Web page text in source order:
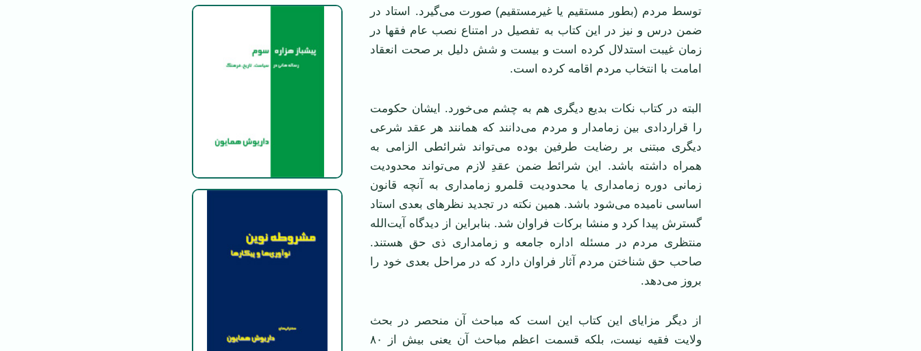
توسط مردم (بطور مستقیم یا غیرمستقیم) صورت می‌گیرد. استاد در
ضمن درس و نیز در این کتاب به تفصیل در امتناع نصب عام فقها در
زمان غیبت استدلال کرده است و بیست و شش دلیل بر صحت انعقاد
امامت با انتخاب مردم اقامه کرده است.
البته در کتاب نکات بدیع دیگری هم به چشم می‌خورد. ایشان حکومت
را قراردادی بین زمامدار و مردم می‌دانند که همانند هر عقد شرعی
دیگری مبتنی بر رضایت طرفین بوده می‌تواند شرائطی الزامی به
همراه داشته باشد. این شرائط ضمن عقدِ لازم می‌تواند محدودیت
زمانی دوره زمامداری یا محدودیت قلمرو زمامداری به آنچه قانون
اساسی نامیده می‌شود باشد. همین نکته در تجدید نظرهای بعدی استاد
گسترش پیدا کرد و منشا برکات فراوان شد. بنابراین از دیدگاه آیت‌الله
منتظری مردم در مسئله اداره جامعه و زمامداری ذی حق هستند.
صاحب حق شناختن مردم آثار فراوان دارد که در مراحل بعدی خود را
بروز می‌دهد.
از دیگر مزایای این کتاب این است که مباحث آن منحصر در بحث
ولایت فقیه نیست، بلکه قسمت اعظم مباحث آن یعنی بیش از ۸۰